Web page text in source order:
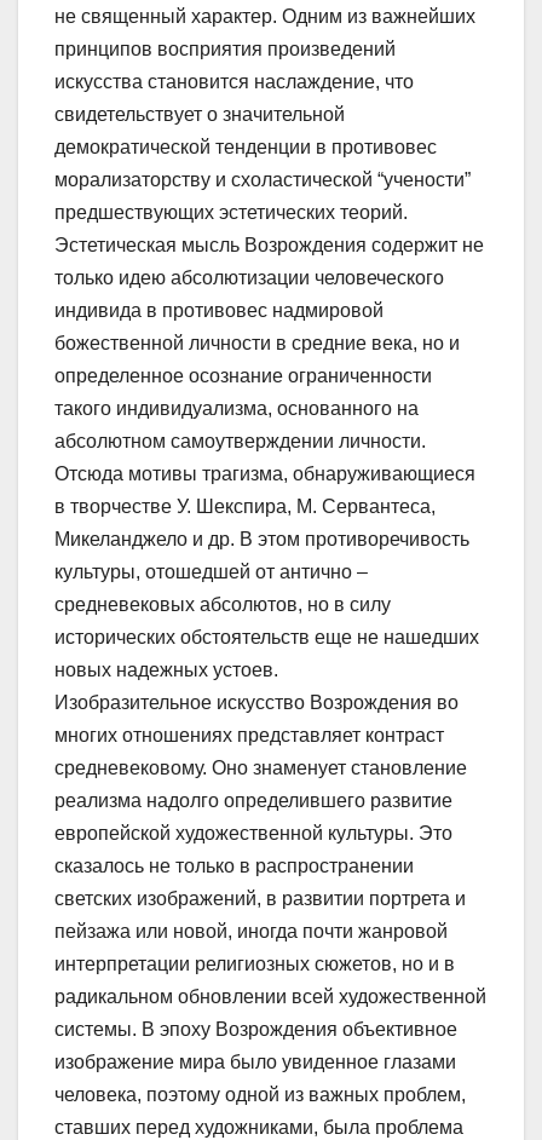
не священный характер. Одним из важнейших
принципов восприятия произведений
искусства становится наслаждение, что
свидетельствует о значительной
демократической тенденции в противовес
морализаторству и схоластической “учености”
предшествующих эстетических теорий.
Эстетическая мысль Возрождения содержит не
только идею абсолютизации человеческого
индивида в противовес надмировой
божественной личности в средние века, но и
определенное осознание ограниченности
такого индивидуализма, основанного на
абсолютном самоутверждении личности.
Отсюда мотивы трагизма, обнаруживающиеся
в творчестве У. Шекспира, М. Сервантеса,
Микеланджело и др. В этом противоречивость
культуры, отошедшей от антично –
средневековых абсолютов, но в силу
исторических обстоятельств еще не нашедших
новых надежных устоев.
Изобразительное искусство Возрождения во
многих отношениях представляет контраст
средневековому. Оно знаменует становление
реализма надолго определившего развитие
европейской художественной культуры. Это
сказалось не только в распространении
светских изображений, в развитии портрета и
пейзажа или новой, иногда почти жанровой
интерпретации религиозных сюжетов, но и в
радикальном обновлении всей художественной
системы. В эпоху Возрождения объективное
изображение мира было увиденное глазами
человека, поэтому одной из важных проблем,
ставших перед художниками, была проблема